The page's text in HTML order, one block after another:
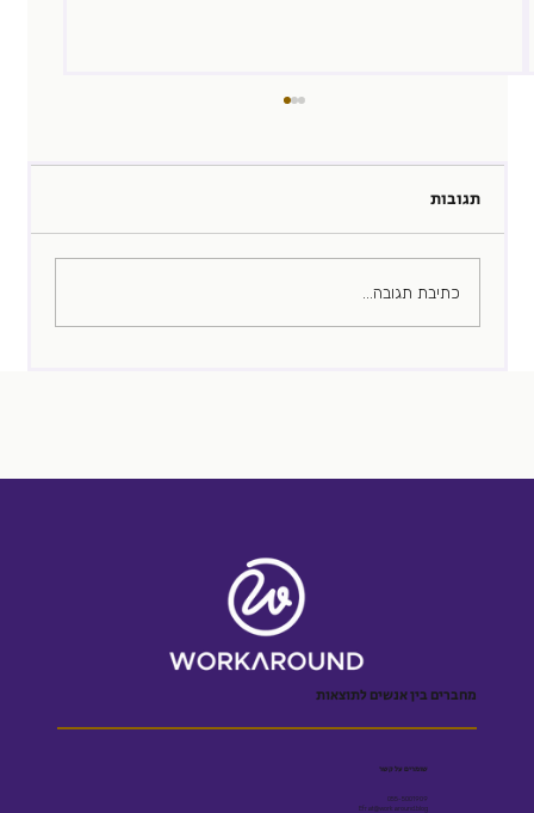
תגובות
כתיבת תגובה...
מחברים בין אנשים לתוצאות
שומרים על קשר
055-5001909
Efrat@workaround.blog